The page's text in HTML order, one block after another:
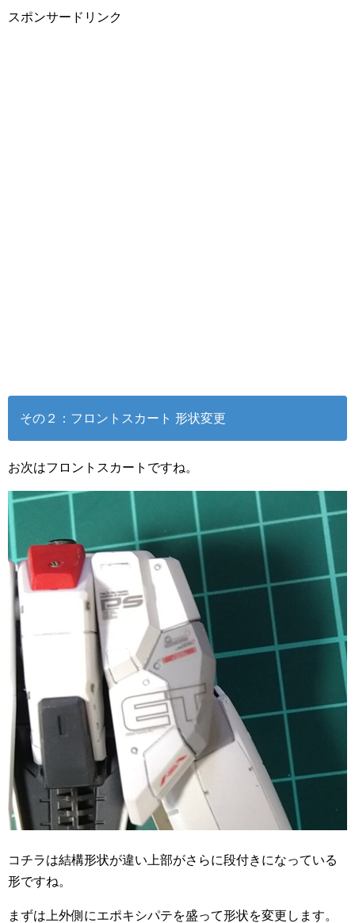
スポンサードリンク
その２：フロントスカート 形状変更
お次はフロントスカートですね。
コチラは結構形状が違い上部がさらに段付きになっている
形ですね。
まずは上外側にエポキシパテを盛って形状を変更します。